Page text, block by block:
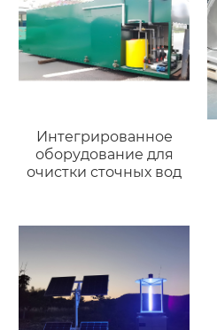
Интегрированное
оборудование для
очистки сточных вод